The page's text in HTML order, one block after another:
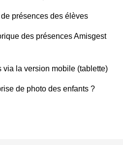
présences des élèves
des présences Amisgest
via la version mobile (tablette)
de photo des enfants ?